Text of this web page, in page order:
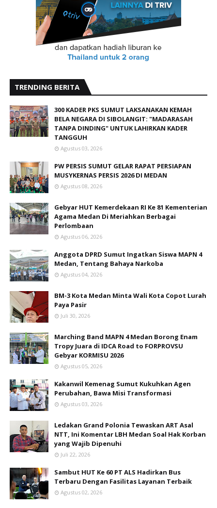
TRENDING BERITA
300 KADER PKS SUMUT LAKSANAKAN KEMAH
BELA NEGARA DI SIBOLANGIT: "MADARASAH
TANPA DINDING" UNTUK LAHIRKAN KADER
TANGGUH
Agustus 03, 2026
PW PERSIS SUMUT GELAR RAPAT PERSIAPAN
MUSYKERNAS PERSIS 2026 DI MEDAN
Agustus 08, 2026
Gebyar HUT Kemerdekaan RI Ke 81 Kementerian
Agama Medan Di Meriahkan Berbagai
Perlombaan
Agustus 06, 2026
Anggota DPRD Sumut Ingatkan Siswa MAPN 4
Medan, Tentang Bahaya Narkoba
Agustus 04, 2026
BM-3 Kota Medan Minta Wali Kota Copot Lurah
Paya Pasir
Juli 30, 2026
Marching Band MAPN 4 Medan Borong Enam
Tropy Juara di IDCA Road to FORPROVSU
Gebyar KORMISU 2026
Agustus 05, 2026
Kakanwil Kemenag Sumut Kukuhkan Agen
Perubahan, Bawa Misi Transformasi
Agustus 03, 2026
Ledakan Grand Polonia Tewaskan ART Asal
NTT, Ini Komentar LBH Medan Soal Hak Korban
yang Wajib Dipenuhi
Juli 22, 2026
Sambut HUT Ke 60 PT ALS Hadirkan Bus
Terbaru Dengan Fasilitas Layanan Terbaik
Agustus 02, 2026